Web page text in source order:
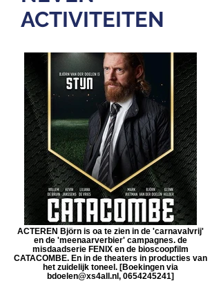
ACTIVITEITEN
ACTEREN Björn is oa te zien in de 'carnavalvrij'
en de 'meenaarverbier' campagnes. de
misdaadserie FENIX en de bioscoopfilm
CATACOMBE. En in de theaters in producties van
het zuidelijk toneel. [Boekingen via
bdoelen@xs4all.nl, 0654245241]